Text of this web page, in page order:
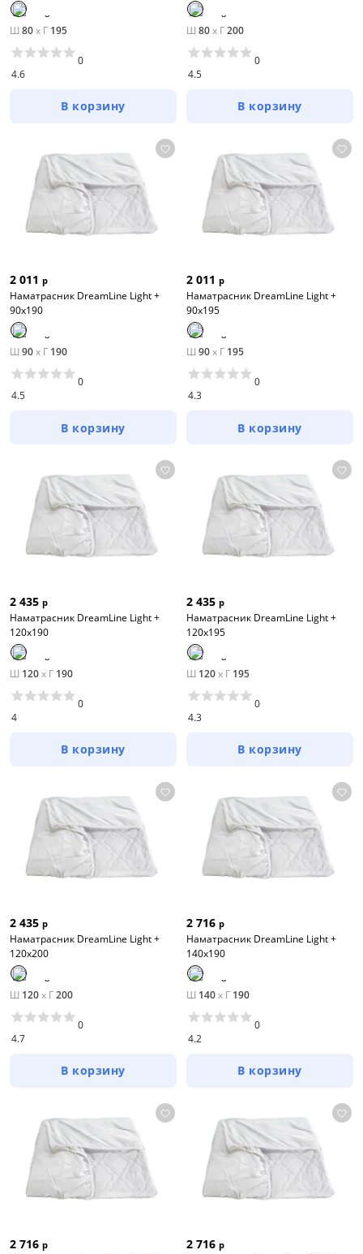
Ш 80x Г 195
4.6
0
В корзину
Ш 80x Г200
4.5
0
В корзину
2 011 р
Наматрасник DreamLine Light +
90х190
Ш 90x Г 190
4.5
0
В корзину
2 011 р
Наматрасник DreamLine Light +
90х195
Ш 90x Г 195
4.3
0
В корзину
2 435 р
Наматрасник DreamLine Light +
120х190
Ш 120x Г 190
4
0
В корзину
2 435 р
Наматрасник DreamLine Light +
120х195
Ш 120x Г 195
4.3
0
В корзину
2 435 р
Наматрасник DreamLine Light +
120х200
Ш 120x Г200
4.7
0
В корзину
2 716 р
Наматрасник DreamLine Light +
140х190
Ш 140x Г 190
4.2
0
В корзину
2 716 р 2 716 р